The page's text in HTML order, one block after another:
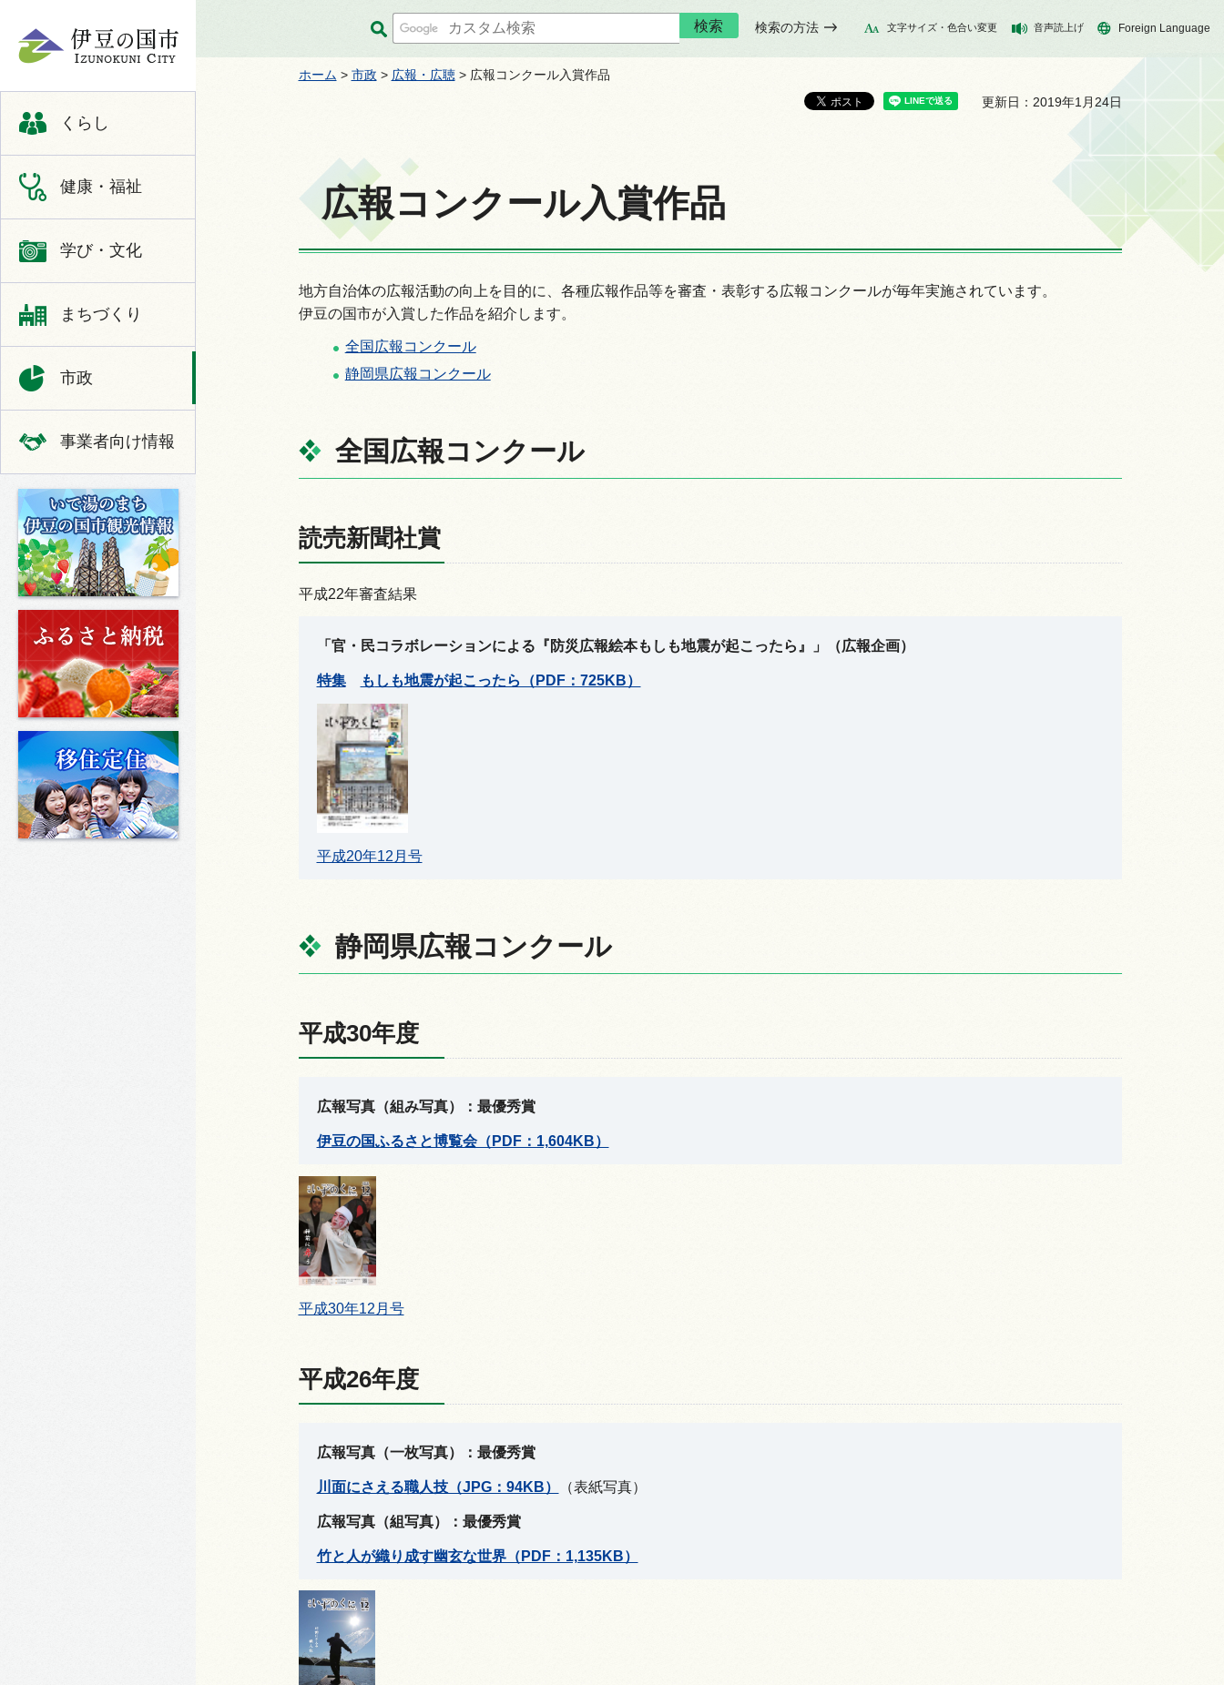
くらし
健康・福祉
学び・文化
まちづくり
市政
事業者向け情報
検索の方法 文字サイズ・色合い変更 音声読上げ Foreign Language
ホーム > 市政 > 広報・広聴> 広報コンクール入賞作品
更新日：2019年1月24日
広報コンクール入賞作品
地方自治体の広報活動の向上を目的に、各種広報作品等を審査・表彰する広報コンクールが毎年実施されています。
伊豆の国市が入賞した作品を紹介します。
全国広報コンクール
静岡県広報コンクール
全国広報コンクール
読売新聞社賞
平成22年審査結果
「官・民コラボレーションによる『防災広報絵本もしも地震が起こったら』」（広報企画）
特集 も しも地震が起こったら（PDF：725KB）
平成20年12月号
静岡県広報コンクール
平成30年度
広報写真（組み写真）：最優秀賞
伊豆の国ふるさと博覧会（PDF：1,604KB）
平成30年12月号
平成26年度
広報写真（一枚写真）：最優秀賞
川面にさえる職人技（JPG：94KB） （表紙写真）
広報写真（組写真）：最優秀賞
竹と人が織り成す幽玄な世界（PDF：1,135KB）